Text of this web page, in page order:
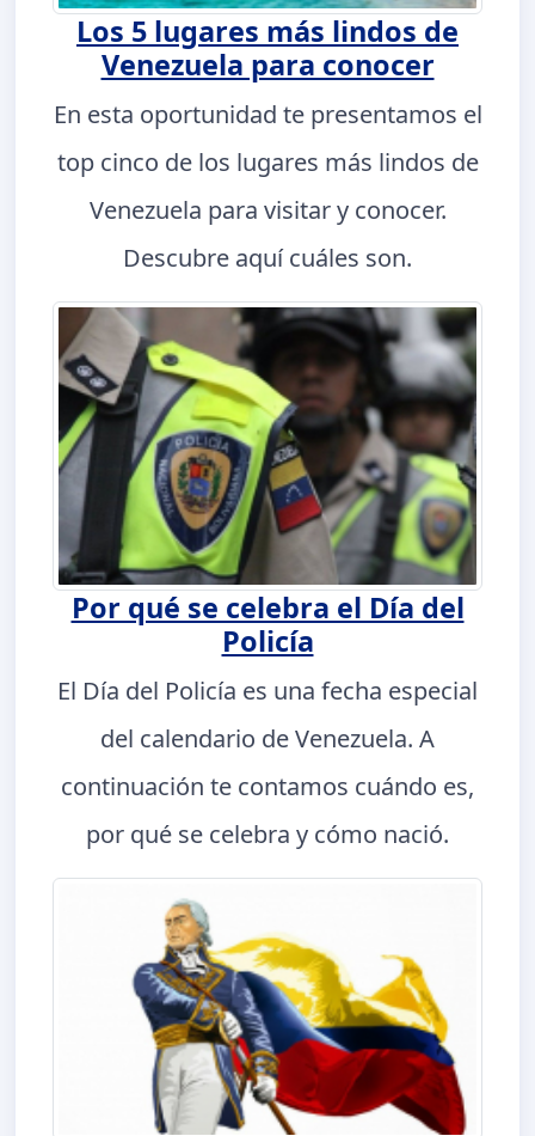
Los 5 lugares más lindos de
Venezuela para conocer
En esta oportunidad te presentamos el
top cinco de los lugares más lindos de
Venezuela para visitar y conocer.
Descubre aquí cuáles son.
Por qué se celebra el Día del
Policía
El Día del Policía es una fecha especial
del calendario de Venezuela. A
continuación te contamos cuándo es,
por qué se celebra y cómo nació.